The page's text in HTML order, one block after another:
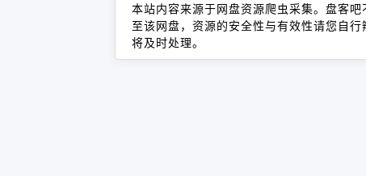
本站内容来源于网盘资源爬虫采集。盘客
至该网盘，资源的安全性与有效性请您自
将及时处理。